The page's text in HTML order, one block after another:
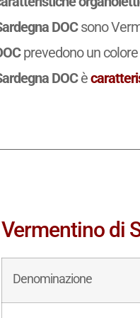
DOCsono
prevedono un colore
DOCè
Vermentino di
Denominazione